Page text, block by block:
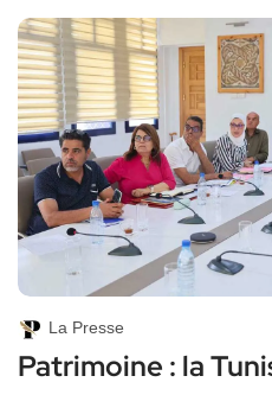
La Presse
Patrimoine : la